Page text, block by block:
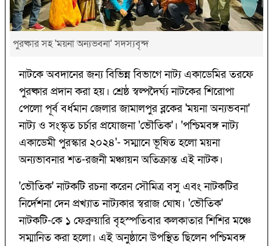
পুরষ্কার সহ 'ময়না অন্যভবনা' সদস্যবৃন্দ
নাটকে অবদানের জন্য বিভিন্ন বিভাগে নাট্য একাডেমির তরফে
পুরষ্কার প্রদান করা হয়। শ্রেষ্ঠ স্বল্পদৈর্ঘ্য নাটকের শিরোপা
পেলো পূর্ব বর্ধমান জেলার জামালপুর ব্লকের 'ময়না অন্যভবনা'
নাট্য ও সংস্কৃত চর্চার প্রযোজনা 'ভৌতিক'। 'পশ্চিমবঙ্গ নাট্য
একাডেমী পুরস্কার ২০২৪'- সম্মানে ভূষিত হলো ময়না
অন্যভাবনার শত-রজনী মঞ্চায়ন অতিক্রান্ত এই নাটক।
'ভৌতিক' নাটকটি রচনা করেন সৌমিত্র বসু এবং নাটকটির
নির্দেশনা দেন প্রখ্যাত নাট্যকার স্বরাজ ঘোষ। 'ভৌতিক'
নাটকটি-কে ১ ফেব্রুয়ারি বৃহস্পতিবার কলকাতার শিশির মঞ্চে
সম্মানিত করা হলো। এই অনুষ্ঠানে উপস্থিত ছিলেন পশ্চিমবঙ্গ